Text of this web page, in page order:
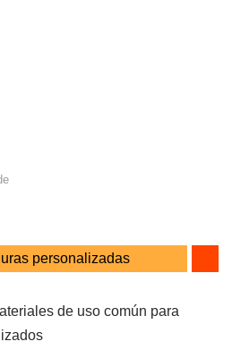
personalizadas
de uso común para